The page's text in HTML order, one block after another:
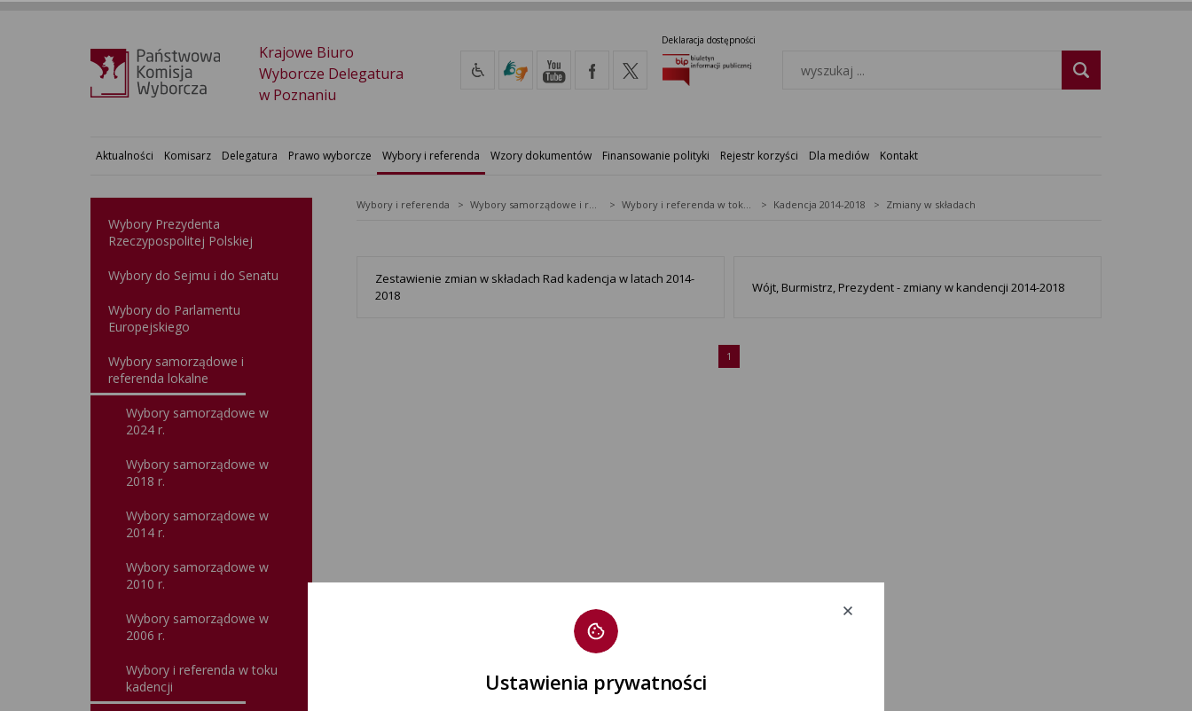
Krajowe Biuro
Wyborcze Delegatura
w Poznaniu
Deklaracja dostępności
Aktualności Komisarz Delegatura Prawo wyborcze Wybory i referenda Wzory dokumentów Finansowanie polityki Rejestr korzyści Dla mediów Kontakt
Wybory Prezydenta
Rzeczypospolitej Polskiej
Wybory do Sejmu i do Senatu
Wybory do Parlamentu
Europejskiego
Wybory samorządowe i
referenda lokalne
Wybory samorządowe w
2024 r.
Wybory samorządowe w
2018 r.
Wybory samorządowe w
2014 r.
Wybory samorządowe w
2010 r.
Wybory samorządowe w
2006 r.
Wybory i referenda w toku
kadencji
Wybory i referenda Wybory samorządowe i referenda lokalne Wybory i referenda w toku kadencji Kadencja 2014-2018 Zmiany w składach
Zestawienie zmian w składach Rad kadencja w latach 2014-
2018
Wójt, Burmistrz, Prezydent - zmiany w kandencji 2014-2018
1
Ustawienia prywatności